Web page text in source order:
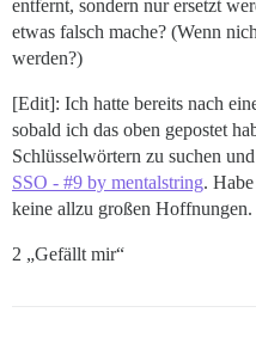
entfernt, sondern nur ersetzt
etwas falsch mache? (Wenn
werden?)
[Edit]: Ich hatte bereits nach
sobald ich das oben gepostet
Schlüsselwörtern zu suchen
SSO - #9 by mentalstring.
keine allzu großen Hoffnungen.
2 „Gefällt mir“